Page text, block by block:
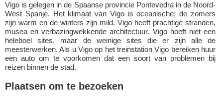
Vigo is gelegen in de Spaanse provincie Pontevedra in de Noord-
West Spanje. Het klimaat van Vigo is oceanische; de zomers
zijn warm en de winters zijn mild. Vigo heeft prachtige stranden,
musea en verbazingwekkende architectuur. Vigo hoeft niet een
heleboel sites, maar de weinige sites die er zijn alle de
meesterwerken. Als u Vigo op het treinstation Vigo bereiken huur
een auto om te voorkomen dat een soort van problemen bij
reizen binnen de stad.
Plaatsen om te bezoeken